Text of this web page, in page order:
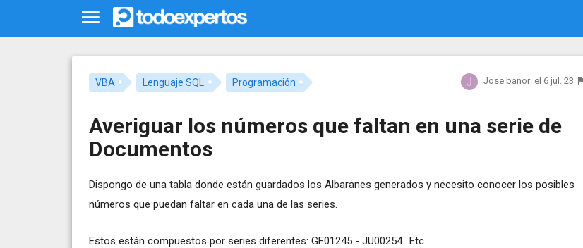
VBA Lenguaje SQL Programación Jose banor el 6 jul. 23
Averiguar los números que faltan en una serie de
Documentos
Dispongo de una tabla donde están guardados los Albaranes generados y necesito conocer los posibles
números que puedan faltar en cada una de las series.
Estos están compuestos por series diferentes: GF01245 - JU00254.. Etc.